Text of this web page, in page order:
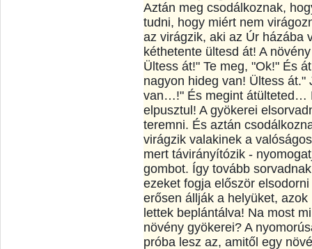
Aztán meg csodálkoznak,
tudni, hogy miért nem
az virágzik, aki az Úr házába
kéthetente ültesd át! A
Ültess át!" Te meg, "Ok!" És
nagyon hideg van! Ültess
van…!" És megint átülteted…
elpusztul! A gyökerei
teremni. És aztán
virágzik valakinek a
mert távirányítózik -
gombot. Így tovább
ezeket fogja először
erősen állják a helyüket,
lettek beplántálva! Na most
növény gyökerei? A
próba lesz az, amitől egy